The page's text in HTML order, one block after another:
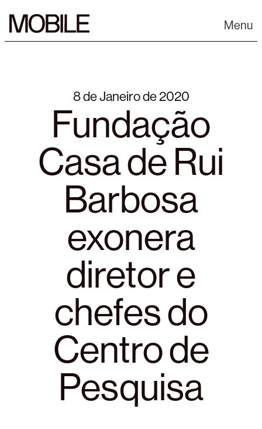
content
Menu
8 de Janeiro de 2020
Fundação
Casa de Rui
Barbosa
exonera
diretor e
chefes do
Centro de
Pesquisa